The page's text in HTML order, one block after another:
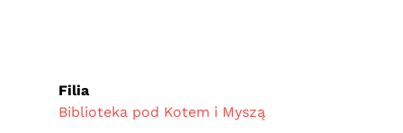
Filia
Biblioteka pod Kotem i Myszą